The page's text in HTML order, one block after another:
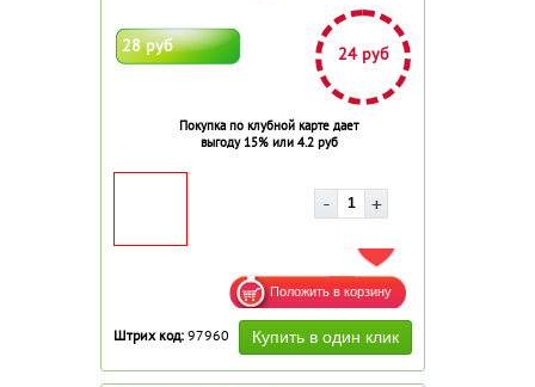
28 руб 24 руб
Покупка по клубной карте дает
выгоду 15% или 4.2 руб
ДОБАВИТЬ В ИЗБРАННОЕ
Штрих код: 97960